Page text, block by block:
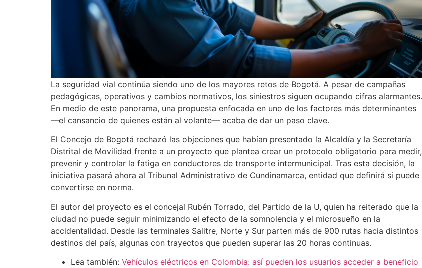
La seguridad vial continúa siendo uno de los mayores retos de Bogotá. A pesar de campañas
pedagógicas, operativos y cambios normativos, los siniestros siguen ocupando cifras alarmantes.
En medio de este panorama, una propuesta enfocada en uno de los factores más determinantes
—el cansancio de quienes están al volante— acaba de dar un paso clave.
El Concejo de Bogotá rechazó las objeciones que habían presentado la Alcaldía y la Secretaría
Distrital de Movilidad frente a un proyecto que plantea crear un protocolo obligatorio para medir,
prevenir y controlar la fatiga en conductores de transporte intermunicipal. Tras esta decisión, la
iniciativa pasará ahora al Tribunal Administrativo de Cundinamarca, entidad que definirá si puede
convertirse en norma.
El autor del proyecto es el concejal Rubén Torrado, del Partido de la U, quien ha reiterado que la
ciudad no puede seguir minimizando el efecto de la somnolencia y el microsueño en la
accidentalidad. Desde las terminales Salitre, Norte y Sur parten más de 900 rutas hacia distintos
destinos del país, algunas con trayectos que pueden superar las 20 horas continuas.
Lea también: Vehículos eléctricos en Colombia: así pueden los usuarios acceder a beneficio